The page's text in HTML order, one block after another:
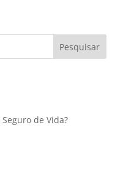
de Vida?